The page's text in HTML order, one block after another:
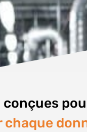
conçues
chaque